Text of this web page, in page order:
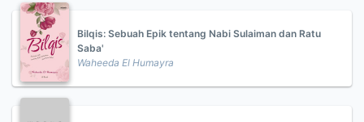
Bilqis: Sebuah Epik tentang Nabi Sulaiman dan Ratu
Saba'
Waheeda El Humayra